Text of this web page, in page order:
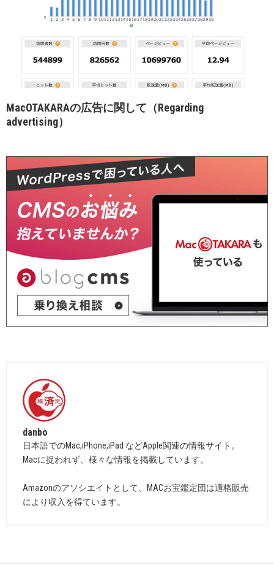
MacOTAKARAの広告に関して（Regarding
advertising）
danbo
日本語でのMac,iPhone,iPad などApple関連の情報サイト。
Macに捉われず、様々な情報を掲載しています。
Amazonのアソシエイトとして、MACお宝鑑定団は適格販売
により収入を得ています。